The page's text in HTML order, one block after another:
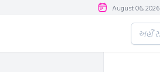
August 06, 2026